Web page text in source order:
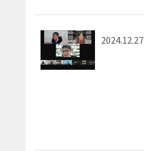
2024.12.27